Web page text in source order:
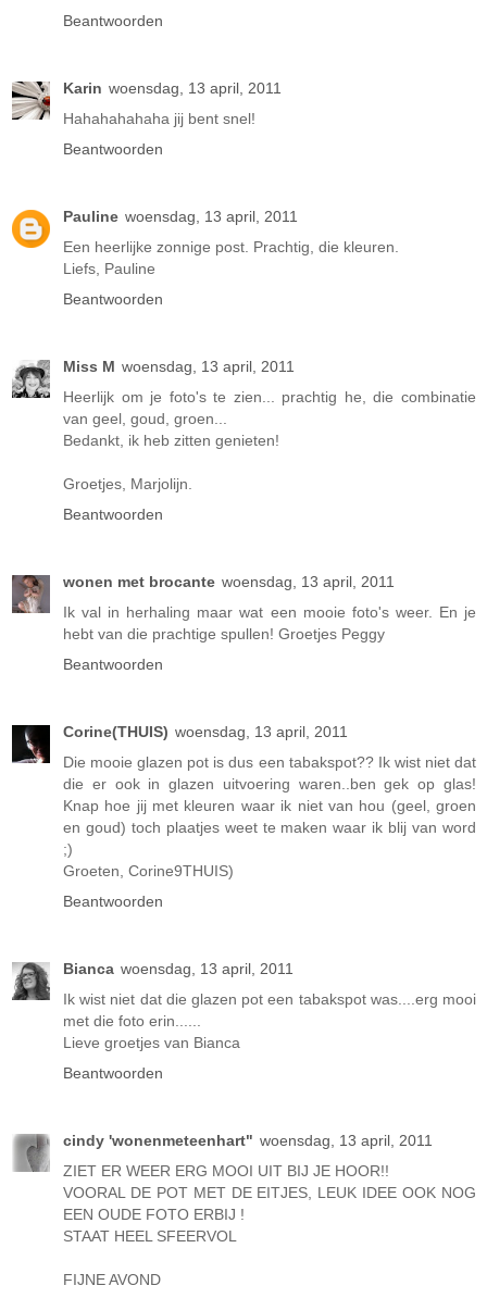
Beantwoorden
Karin woensdag, 13 april, 2011
Hahahahahaha jij bent snel!
Beantwoorden
Pauline woensdag, 13 april, 2011
Een heerlijke zonnige post. Prachtig, die kleuren.
Liefs, Pauline
Beantwoorden
Miss M woensdag, 13 april, 2011
Heerlijk om je foto's te zien... prachtig he, die combinatie
van geel, goud, groen...
Bedankt, ik heb zitten genieten!
Groetjes, Marjolijn.
Beantwoorden
wonen met brocante woensdag, 13 april, 2011
Ik val in herhaling maar wat een mooie foto's weer. En je
hebt van die prachtige spullen! Groetjes Peggy
Beantwoorden
Corine(THUIS) woensdag, 13 april, 2011
Die mooie glazen pot is dus een tabakspot?? Ik wist niet dat
die er ook in glazen uitvoering waren..ben gek op glas!
Knap hoe jij met kleuren waar ik niet van hou (geel, groen
en goud) toch plaatjes weet te maken waar ik blij van word
;)
Groeten, Corine9THUIS)
Beantwoorden
Bianca woensdag, 13 april, 2011
Ik wist niet dat die glazen pot een tabakspot was....erg mooi
met die foto erin......
Lieve groetjes van Bianca
Beantwoorden
cindy 'wonenmeteenhart" woensdag, 13 april, 2011
ZIET ER WEER ERG MOOI UIT BIJ JE HOOR!!
VOORAL DE POT MET DE EITJES, LEUK IDEE OOK NOG
EEN OUDE FOTO ERBIJ !
STAAT HEEL SFEERVOL
FIJNE AVOND